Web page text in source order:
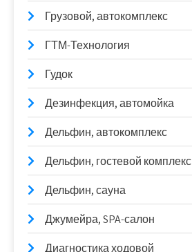
Грузовой, автокомплекс
ГТМ-Технология
Гудок
Дезинфекция, автомойка
Дельфин, автокомплекс
Дельфин, гостевой комплекс
Дельфин, сауна
Джумейра, SPA-салон
Диагностика ходовой